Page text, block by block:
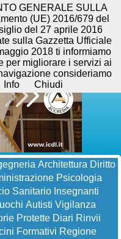
Architettura Diritto
Psicologia
Sanitario Insegnanti
Autisti Vigilanza
Protette Diari Rinvii
Formativi Regione
GENERALE SULLA
(UE) 2016/679 del
del 27 aprile 2016
sulla Gazzetta Ufficiale
2018 ti informiamo
per migliorare i servizi ai
consideriamo
Info Chiudi